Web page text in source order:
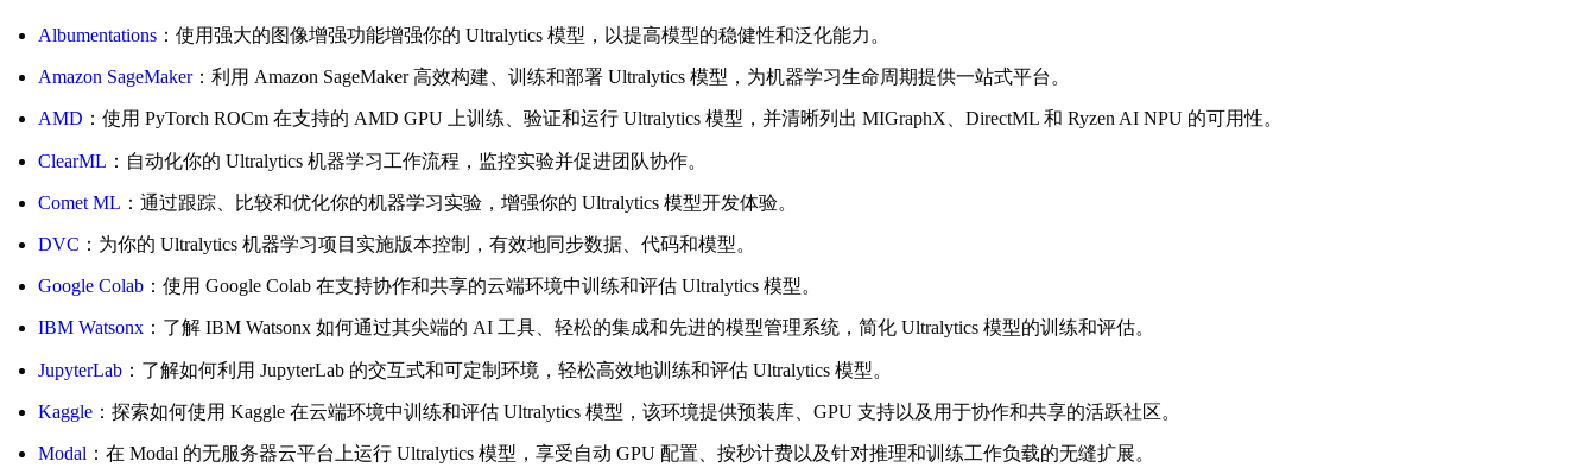
Albumentations ：使用强大的图像增强功能增强你的 Ultralytics 模型，以提高模型的稳健性和泛化能力。
Amazon SageMaker：利用 Amazon SageMaker 高效构建、训练和部署 Ultralytics 模型，为机器学习生命周期提供一站式平台。
AMD ：使用 PyTorch ROCm 在支持的 AMD GPU 上训练、验证和运行 Ultralytics 模型，并清晰列出 MIGraphX、DirectML 和 Ryzen AI NPU 的可用性。
ClearML ：自动化你的 Ultralytics 机器学习工作流程，监控实验并促进团队协作。
Comet ML ：通过跟踪、比较和优化你的机器学习实验，增强你的 Ultralytics 模型开发体验。
DVC ：为你的 Ultralytics 机器学习项目实施版本控制，有效地同步数据、代码和模型。
Google Colab ：使用 Google Colab 在支持协作和共享的云端环境中训练和评估 Ultralytics 模型。
IBM Watsonx ：了解 IBM Watsonx 如何通过其尖端的 AI 工具、轻松的集成和先进的模型管理系统，简化 Ultralytics 模型的训练和评估。
JupyterLab ：了解如何利用 JupyterLab 的交互式和可定制环境，轻松高效地训练和评估 Ultralytics 模型。
Kaggle ：探索如何使用 Kaggle 在云端环境中训练和评估 Ultralytics 模型，该环境提供预装库、GPU 支持以及用于协作和共享的活跃社区。
Modal ：在 Modal 的无服务器云平台上运行 Ultralytics 模型，享受自动 GPU 配置、按秒计费以及针对推理和训练工作负载的无缝扩展。